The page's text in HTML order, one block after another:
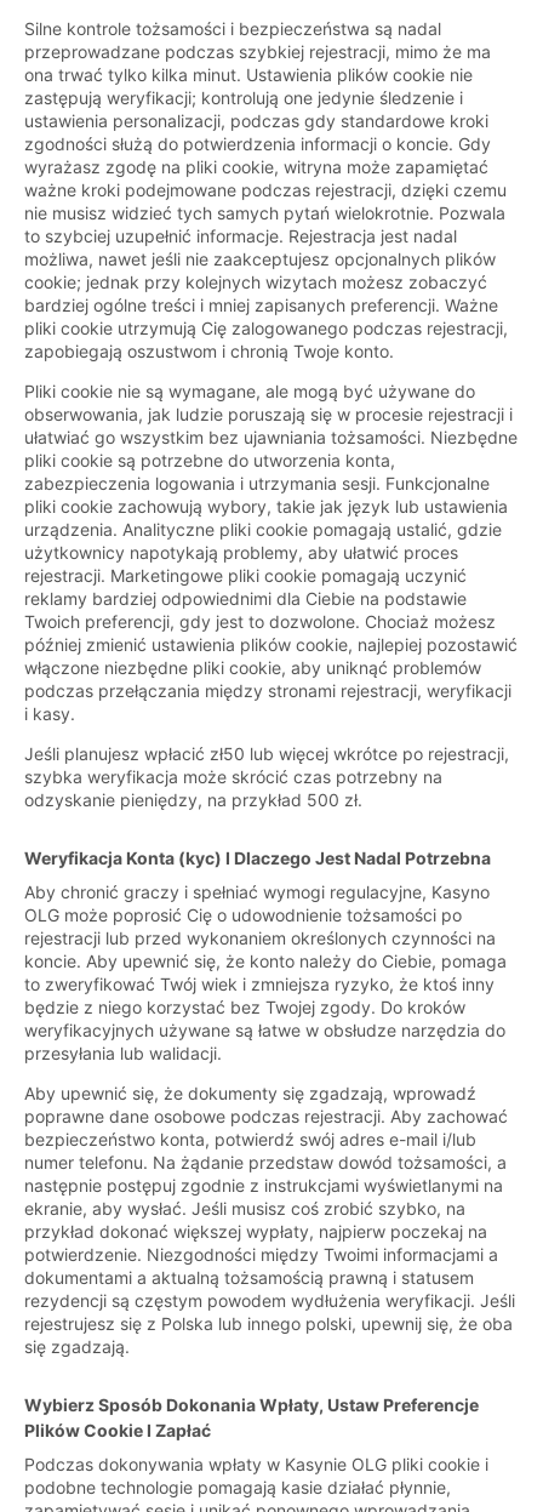
Silne kontrole tożsamości i bezpieczeństwa są nadal
przeprowadzane podczas szybkiej rejestracji, mimo że ma
ona trwać tylko kilka minut. Ustawienia plików cookie nie
zastępują weryfikacji; kontrolują one jedynie śledzenie i
ustawienia personalizacji, podczas gdy standardowe kroki
zgodności służą do potwierdzenia informacji o koncie. Gdy
wyrażasz zgodę na pliki cookie, witryna może zapamiętać
ważne kroki podejmowane podczas rejestracji, dzięki czemu
nie musisz widzieć tych samych pytań wielokrotnie. Pozwala
to szybciej uzupełnić informacje. Rejestracja jest nadal
możliwa, nawet jeśli nie zaakceptujesz opcjonalnych plików
cookie; jednak przy kolejnych wizytach możesz zobaczyć
bardziej ogólne treści i mniej zapisanych preferencji. Ważne
pliki cookie utrzymują Cię zalogowanego podczas rejestracji,
zapobiegają oszustwom i chronią Twoje konto.
Pliki cookie nie są wymagane, ale mogą być używane do
obserwowania, jak ludzie poruszają się w procesie rejestracji i
ułatwiać go wszystkim bez ujawniania tożsamości. Niezbędne
pliki cookie są potrzebne do utworzenia konta,
zabezpieczenia logowania i utrzymania sesji. Funkcjonalne
pliki cookie zachowują wybory, takie jak język lub ustawienia
urządzenia. Analityczne pliki cookie pomagają ustalić, gdzie
użytkownicy napotykają problemy, aby ułatwić proces
rejestracji. Marketingowe pliki cookie pomagają uczynić
reklamy bardziej odpowiednimi dla Ciebie na podstawie
Twoich preferencji, gdy jest to dozwolone. Chociaż możesz
później zmienić ustawienia plików cookie, najlepiej pozostawić
włączone niezbędne pliki cookie, aby uniknąć problemów
podczas przełączania między stronami rejestracji, weryfikacji
i kasy.
Jeśli planujesz wpłacić zł50 lub więcej wkrótce po rejestracji,
szybka weryfikacja może skrócić czas potrzebny na
odzyskanie pieniędzy, na przykład 500 zł.
Weryfikacja Konta (kyc) I Dlaczego Jest Nadal Potrzebna
Aby chronić graczy i spełniać wymogi regulacyjne, Kasyno
OLG może poprosić Cię o udowodnienie tożsamości po
rejestracji lub przed wykonaniem określonych czynności na
koncie. Aby upewnić się, że konto należy do Ciebie, pomaga
to zweryfikować Twój wiek i zmniejsza ryzyko, że ktoś inny
będzie z niego korzystać bez Twojej zgody. Do kroków
weryfikacyjnych używane są łatwe w obsłudze narzędzia do
przesyłania lub walidacji.
Aby upewnić się, że dokumenty się zgadzają, wprowadź
poprawne dane osobowe podczas rejestracji. Aby zachować
bezpieczeństwo konta, potwierdź swój adres e-mail i/lub
numer telefonu. Na żądanie przedstaw dowód tożsamości, a
następnie postępuj zgodnie z instrukcjami wyświetlanymi na
ekranie, aby wysłać. Jeśli musisz coś zrobić szybko, na
przykład dokonać większej wypłaty, najpierw poczekaj na
potwierdzenie. Niezgodności między Twoimi informacjami a
dokumentami a aktualną tożsamością prawną i statusem
rezydencji są częstym powodem wydłużenia weryfikacji. Jeśli
rejestrujesz się z Polska lub innego polski, upewnij się, że oba
się zgadzają.
Wybierz Sposób Dokonania Wpłaty, Ustaw Preferencje
Plików Cookie I Zapłać
Podczas dokonywania wpłaty w Kasynie OLG pliki cookie i
podobne technologie pomagają kasie działać płynnie,